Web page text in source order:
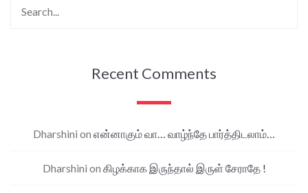
Recent Comments
Dharshini on என்னாகும் வா… வாழ்ந்தே பார்த்திடலாம்…
Dharshini on கிழக்காக இருந்தால் இருள் சேராதே !